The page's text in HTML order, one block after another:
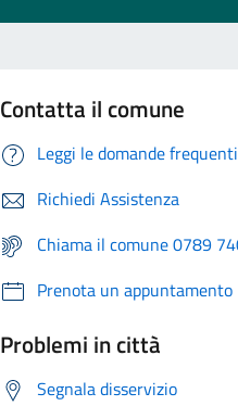
Contatta il comune
Leggi le domande frequenti
Richiedi Assistenza
Chiama il comune 0789
Prenota un appuntamento
Problemi in città
Segnala disservizio